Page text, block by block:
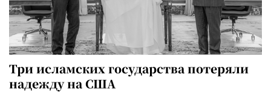
Три исламских государства потеряли
надежду на США